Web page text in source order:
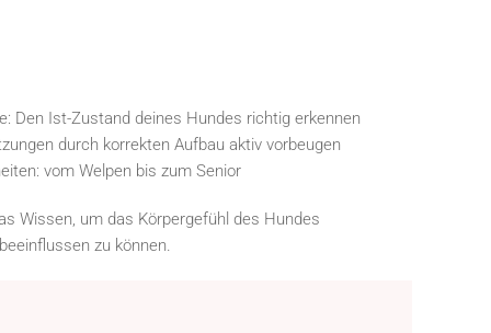
Den Ist-Zustand deines Hundes richtig erkennen
durch korrekten Aufbau aktiv vorbeugen
vom Welpen bis zum Senior
Wissen, um das Körpergefühl des Hundes
zu können.